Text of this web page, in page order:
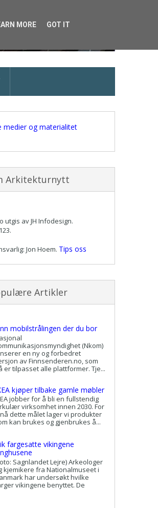
medier og materialitet
Arkitekturnytt
utgis av JH Infodesign.
Jon Hoem. Tips oss
Artikler
mobilstrålingen der du bor
(Nkom)
en ny og forbedret
av Finnsenderen.no, som
er tilpasset alle plattformer. Tje...
kjøper tilbake gamle møbler
jobber for å bli en fullstendig
virksomhet innen 2030. For
dette målet lager vi produkter
kan brukes og gjenbrukes å...
fargesatte vikingene
Sagnlandet Lejre) Arkeologer
kjemikere fra Nationalmuseet i
har undersøkt hvilke
vikingene benyttet. De
MORE GOT IT